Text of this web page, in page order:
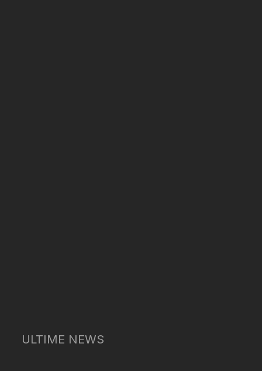
ULTIME NEWS